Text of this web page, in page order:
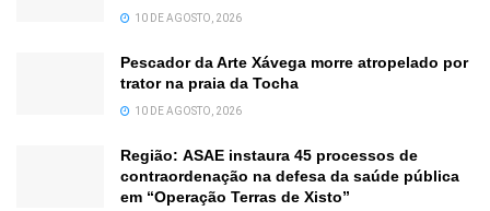
10 DE AGOSTO, 2026
Pescador da Arte Xávega morre atropelado por
trator na praia da Tocha
10 DE AGOSTO, 2026
Região: ASAE instaura 45 processos de
contraordenação na defesa da saúde pública
em “Operação Terras de Xisto”